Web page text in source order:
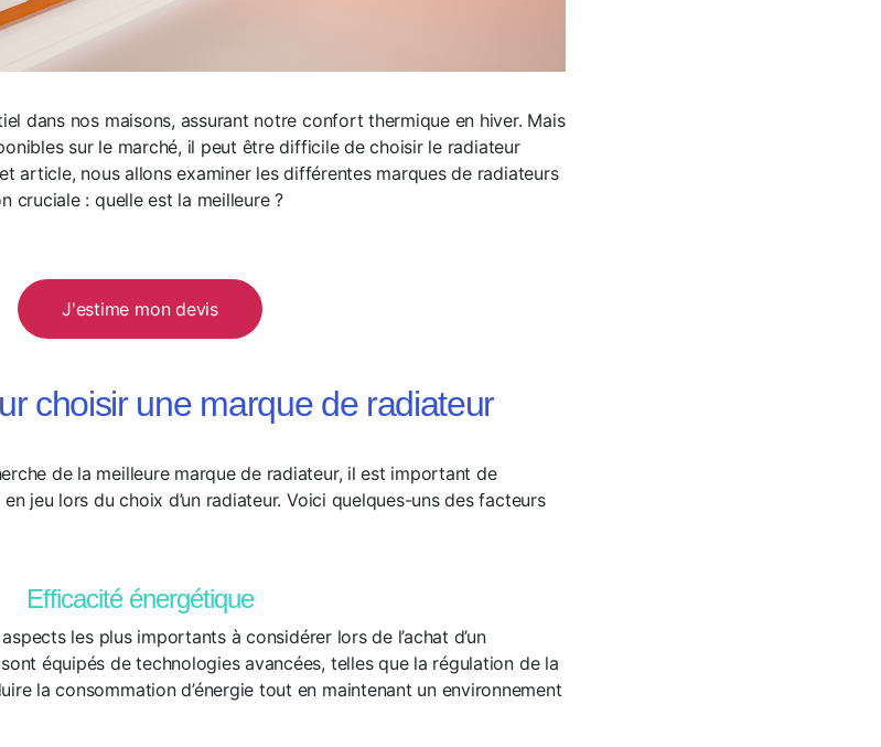
dans nos maisons, assurant notre confort thermique en hiver. Mais
sur le marché, il peut être difficile de choisir le radiateur
article, nous allons examiner les différentes marques de radiateurs
cruciale : quelle est la meilleure ?
J'estime mon devis
choisir une marque de radiateur
de la meilleure marque de radiateur, il est important de
jeu lors du choix d’un radiateur. Voici quelques-uns des facteurs
Efficacité énergétique
les plus importants à considérer lors de l’achat d’un
équipés de technologies avancées, telles que la régulation de la
la consommation d’énergie tout en maintenant un environnement